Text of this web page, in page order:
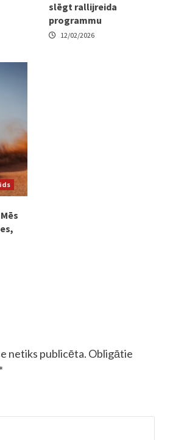
slēgt rallijreida
programmu
12/02/2026
netiks publicēta. Obligātie
*